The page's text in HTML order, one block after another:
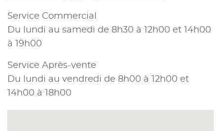
Service Commercial
Du lundi au samedi de 8h30 à 12h00 et 14h00
à 19h00
Service Après-vente
Du lundi au vendredi de 8h00 à 12h00 et
14h00 à 18h00